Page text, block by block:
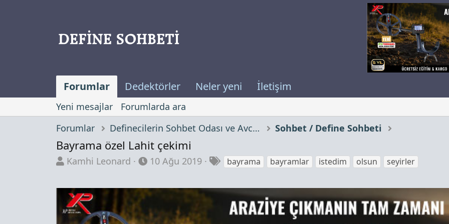
Forumlar Dedektörler Neler yeni İletişim
Yeni mesajlar
Forumlarda ara
Forumlar
Definecilerin Sohbet Odası ve Avcılık Sohbet / Define Sohbeti
Bayrama özel Lahit çekimi
K
n
b
u
Kamhi Leonard
B
ş
l
a
10 Ağu 2019
E
i
bayrama bayramlar istedim olsun seyirler